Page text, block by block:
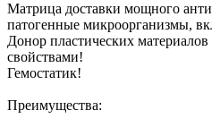
Матрица доставки мощного
патогенные микроорганизмы,
Донор пластических
свойствами!
Гемостатик!
Преимущества: